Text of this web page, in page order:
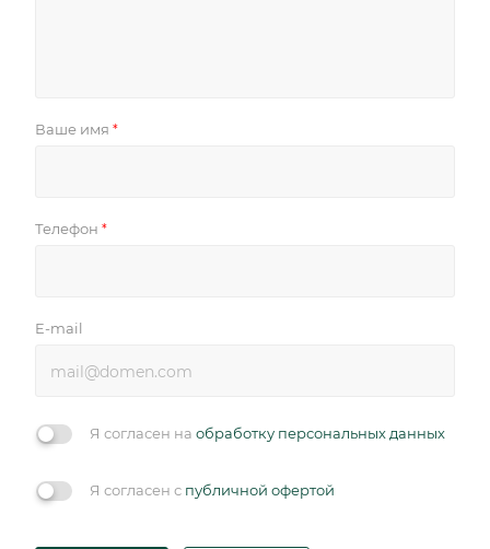
Ваше имя *
Телефон *
E-mail
Я согласен на обработку персональных данных
Я согласен с публичной офертой